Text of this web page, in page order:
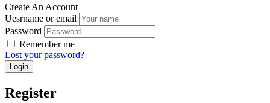
Create An Account
Uesrname or email
Password
Remember me
Lost your password?
Register